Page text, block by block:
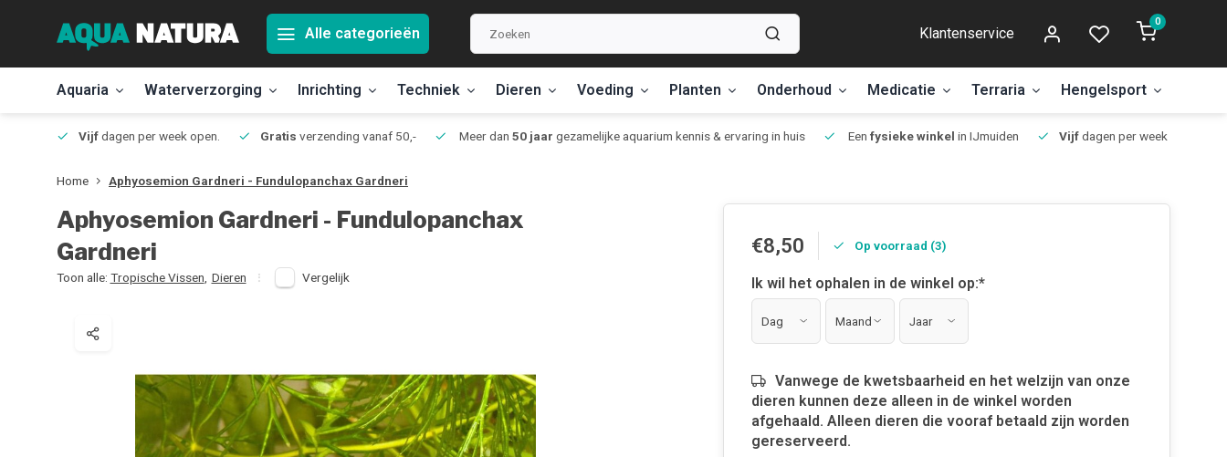
Alle categorieën Klantenservice
0
Aquaria Waterverzorging Inrichting Techniek Dieren Voeding Planten Onderhoud Medicatie Terraria Hengelsport
Vijfdagen per week open. Gratis verzending vanaf 50,- Meer dan 50 jaar gezamelijke aquarium kennis & ervaring in huis Een fysieke winkel in IJmuiden Vijfdagen per week open.
Home Aphyosemion Gardneri - Fundulopanchax Gardneri
Aphyosemion Gardneri - Fundulopanchax
Gardneri
Toon alle: Tropische Vissen Dieren Vergelijk
€8,50 Op voorraad (3)
Ik wil het ophalen in de winkel op:*
Vanwege de kwetsbaarheid en het welzijn van onze
dieren kunnen deze alleen in de winkel worden
afgehaald. Alleen dieren die vooraf betaald zijn worden
gereserveerd.